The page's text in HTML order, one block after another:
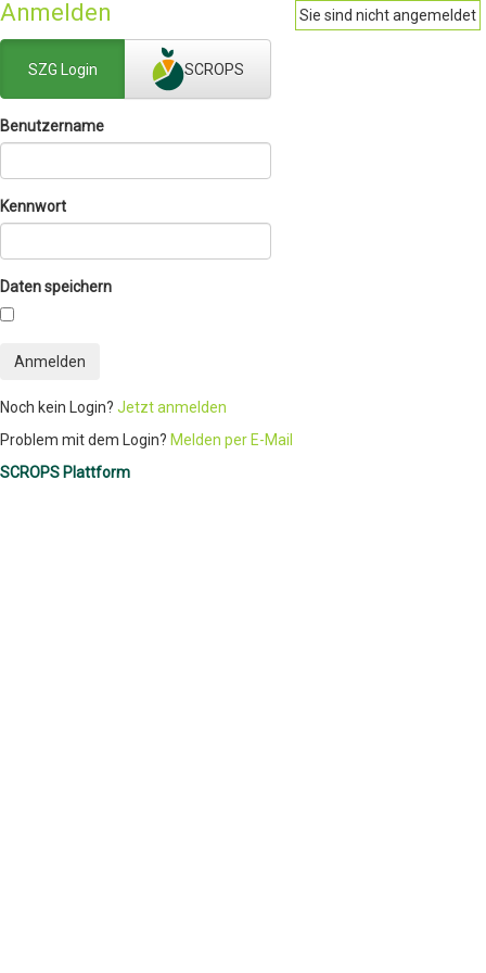
Sie sind nicht angemeldet
Anmelden
SZG Login SCROPS
Benutzername
Kennwort
Daten speichern
Anmelden
Noch kein Login? Jetzt anmelden
Problem mit dem Login? Melden per E-Mail
SCROPS Plattform